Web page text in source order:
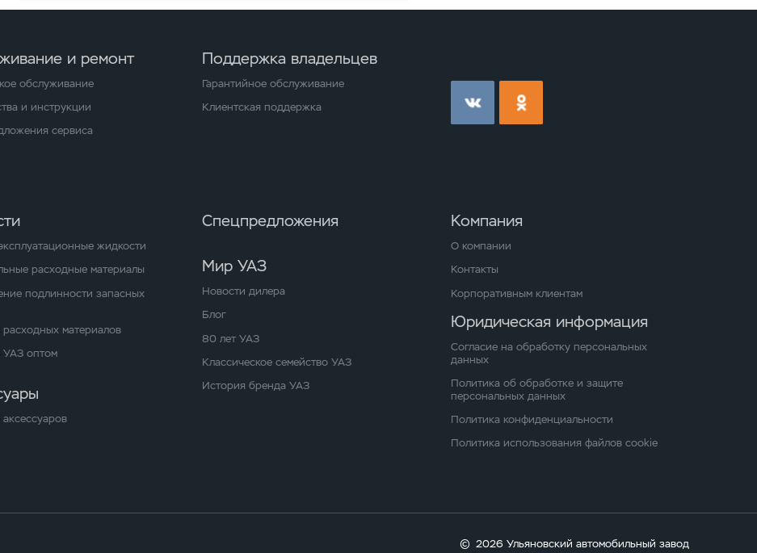
и ремонт
обслуживание
и инструкции
сервиса
Поддержка владельцев
Гарантийное обслуживание
Клиентская поддержка
жидкости
расходные материалы
подлинности запасных
расходных материалов
УАЗ оптом
аксессуаров
Спецпредложения
Мир УАЗ
Новости дилера
Блог
80 лет УАЗ
Классическое семейство УАЗ
История бренда УАЗ
Компания
О компании
Контакты
Корпоративным клиентам
Юридическая информация
Согласие на обработку персональных
данных
Политика об обработке и защите
персональных данных
Политика конфиденциальности
Политика использования файлов cookie
© 2026 Ульяновский автомобильный завод